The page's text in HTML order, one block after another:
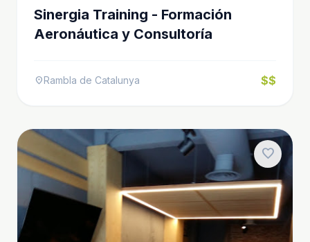
Sinergia Training - Formación
Aeronáutica y Consultoría
location_onRambla de Catalunya $$
favorite